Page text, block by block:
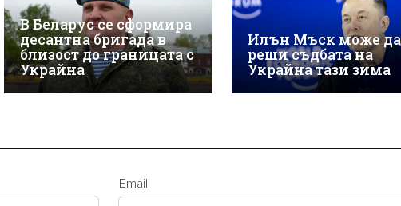
В Беларус се сформира
десантна бригада в
близост до границата с
Украйна
Илън Мъск може да
реши съдбата на
Украйна тази зима
Email